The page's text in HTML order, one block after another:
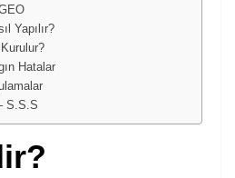
Yapılır?
Hatalar
S.S.S